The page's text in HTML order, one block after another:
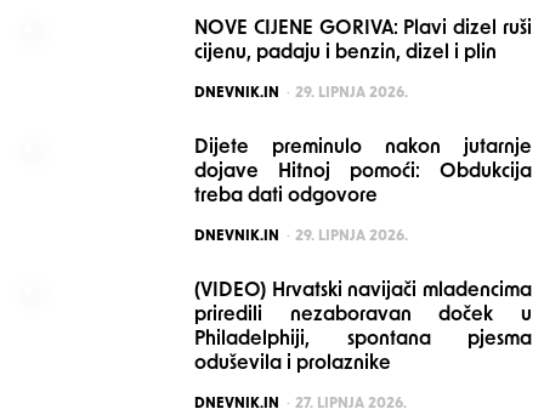
NOVE CIJENE GORIVA: Plavi dizel ruši
cijenu, padaju i benzin, dizel i plin
POSTED
DNEVNIK.IN 29. LIPNJA 2026.
Dijete preminulo nakon jutarnje
dojave Hitnoj pomoći: Obdukcija
treba dati odgovore
POSTED
DNEVNIK.IN 29. LIPNJA 2026.
(VIDEO) Hrvatski navijači mladencima
priredili nezaboravan doček u
Philadelphiji, spontana pjesma
oduševila i prolaznike
POSTED
DNEVNIK.IN 27. LIPNJA 2026.